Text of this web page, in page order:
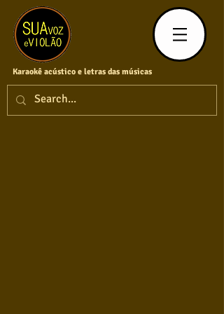
Karaokê acústico e letras das músicas